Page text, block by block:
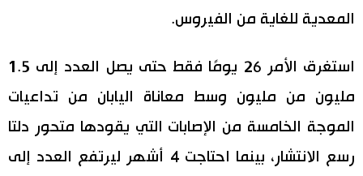
مجتمع
ثقافة
المعدية للغاية من الفيروس.
استغرق الأمر 26 يومًا فقط حتى يصل العدد إلى 1.5
مليون من مليون وسط معاناة اليابان من تداعيات
الموجة الخامسة من الإصابات التي يقودها متحور دلتا
رسع الانتشار، بينما احتاجت 4 أشهر ليرتفع العدد إلى